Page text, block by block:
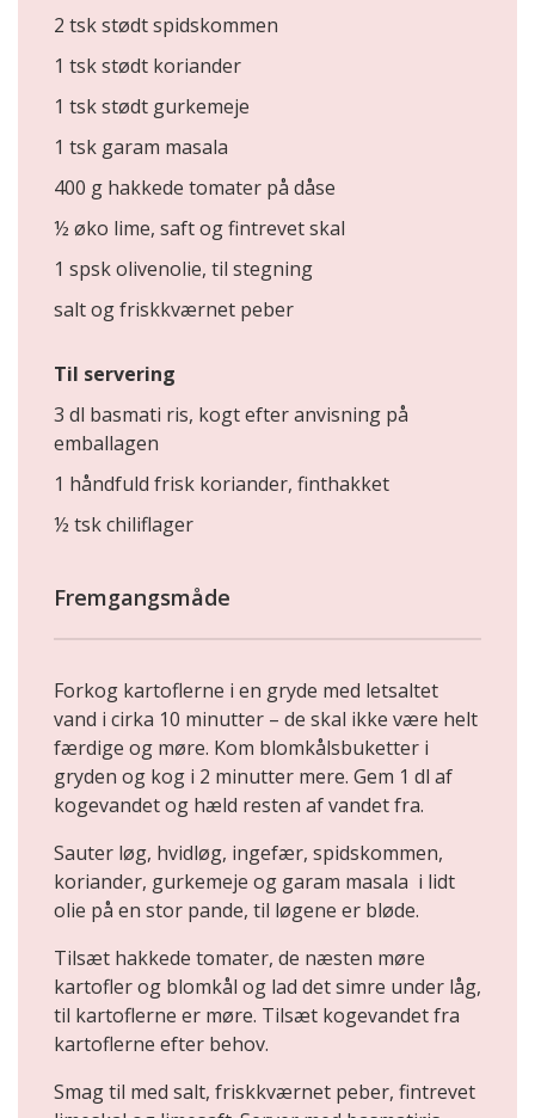
2 tsk stødt spidskommen
1 tsk stødt koriander
1 tsk stødt gurkemeje
1 tsk garam masala
400 g hakkede tomater på dåse
½ øko lime, saft og fintrevet skal
1 spsk olivenolie, til stegning
salt og friskkværnet peber
Til servering
3 dl basmati ris, kogt efter anvisning på
emballagen
1 håndfuld frisk koriander, finthakket
½ tsk chiliflager
Fremgangsmåde
Forkog kartoflerne i en gryde med letsaltet
vand i cirka 10 minutter – de skal ikke være helt
færdige og møre. Kom blomkålsbuketter i
gryden og kog i 2 minutter mere. Gem 1 dl af
kogevandet og hæld resten af vandet fra.
Sauter løg, hvidløg, ingefær, spidskommen,
koriander, gurkemeje og garam masala i lidt
olie på en stor pande, til løgene er bløde.
Tilsæt hakkede tomater, de næsten møre
kartofler og blomkål og lad det simre under låg,
til kartoflerne er møre. Tilsæt kogevandet fra
kartoflerne efter behov.
Smag til med salt, friskkværnet peber, fintrevet